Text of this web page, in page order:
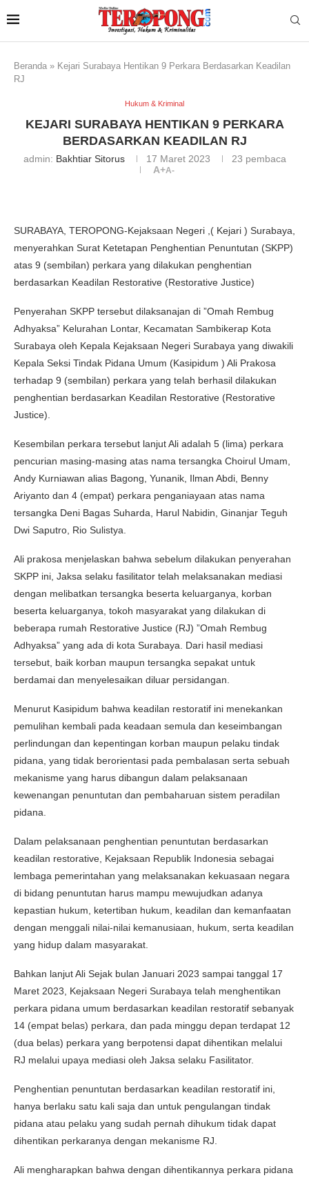
Beranda » Kejari Surabaya Hentikan 9 Perkara Berdasarkan Keadilan
RJ
Hukum & Kriminal
KEJARI SURABAYA HENTIKAN 9 PERKARA
BERDASARKAN KEADILAN RJ
admin: Bakhtiar Sitorus 17 Maret 2023 23 pembaca
A+A-
SURABAYA, TEROPONG-Kejaksaan Negeri ,( Kejari ) Surabaya,
menyerahkan Surat Ketetapan Penghentian Penuntutan (SKPP)
atas 9 (sembilan) perkara yang dilakukan penghentian
berdasarkan Keadilan Restorative (Restorative Justice)
Penyerahan SKPP tersebut dilaksanajan di ”Omah Rembug
Adhyaksa” Kelurahan Lontar, Kecamatan Sambikerap Kota
Surabaya oleh Kepala Kejaksaan Negeri Surabaya yang diwakili
Kepala Seksi Tindak Pidana Umum (Kasipidum ) Ali Prakosa
terhadap 9 (sembilan) perkara yang telah berhasil dilakukan
penghentian berdasarkan Keadilan Restorative (Restorative
Justice).
Kesembilan perkara tersebut lanjut Ali adalah 5 (lima) perkara
pencurian masing-masing atas nama tersangka Choirul Umam,
Andy Kurniawan alias Bagong, Yunanik, Ilman Abdi, Benny
Ariyanto dan 4 (empat) perkara penganiayaan atas nama
tersangka Deni Bagas Suharda, Harul Nabidin, Ginanjar Teguh
Dwi Saputro, Rio Sulistya.
Ali prakosa menjelaskan bahwa sebelum dilakukan penyerahan
SKPP ini, Jaksa selaku fasilitator telah melaksanakan mediasi
dengan melibatkan tersangka beserta keluarganya, korban
beserta keluarganya, tokoh masyarakat yang dilakukan di
beberapa rumah Restorative Justice (RJ) ”Omah Rembug
Adhyaksa” yang ada di kota Surabaya. Dari hasil mediasi
tersebut, baik korban maupun tersangka sepakat untuk
berdamai dan menyelesaikan diluar persidangan.
Menurut Kasipidum bahwa keadilan restoratif ini menekankan
pemulihan kembali pada keadaan semula dan keseimbangan
perlindungan dan kepentingan korban maupun pelaku tindak
pidana, yang tidak berorientasi pada pembalasan serta sebuah
mekanisme yang harus dibangun dalam pelaksanaan
kewenangan penuntutan dan pembaharuan sistem peradilan
pidana.
Dalam pelaksanaan penghentian penuntutan berdasarkan
keadilan restorative, Kejaksaan Republik Indonesia sebagai
lembaga pemerintahan yang melaksanakan kekuasaan negara
di bidang penuntutan harus mampu mewujudkan adanya
kepastian hukum, ketertiban hukum, keadilan dan kemanfaatan
dengan menggali nilai-nilai kemanusiaan, hukum, serta keadilan
yang hidup dalam masyarakat.
Bahkan lanjut Ali Sejak bulan Januari 2023 sampai tanggal 17
Maret 2023, Kejaksaan Negeri Surabaya telah menghentikan
perkara pidana umum berdasarkan keadilan restoratif sebanyak
14 (empat belas) perkara, dan pada minggu depan terdapat 12
(dua belas) perkara yang berpotensi dapat dihentikan melalui
RJ melalui upaya mediasi oleh Jaksa selaku Fasilitator.
Penghentian penuntutan berdasarkan keadilan restoratif ini,
hanya berlaku satu kali saja dan untuk pengulangan tindak
pidana atau pelaku yang sudah pernah dihukum tidak dapat
dihentikan perkaranya dengan mekanisme RJ.
Ali mengharapkan bahwa dengan dihentikannya perkara pidana